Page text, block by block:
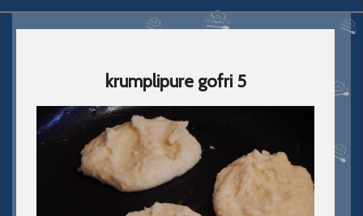
krumplipure gofri 5